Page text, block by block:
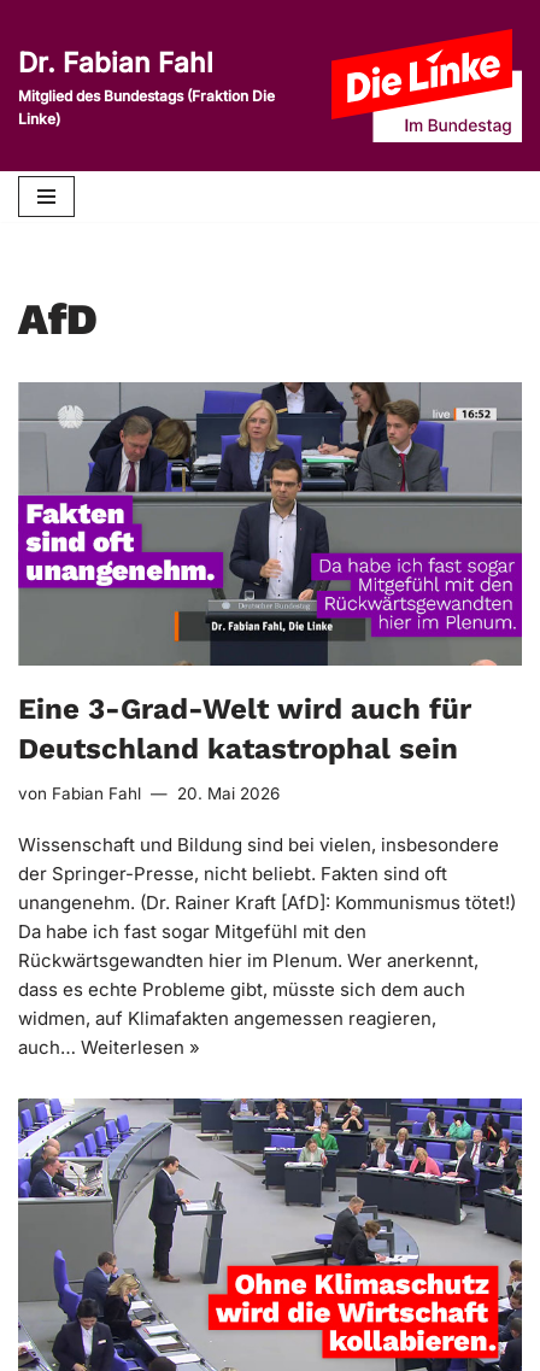
Zum
Inhalt
springen
Dr. Fabian Fahl
Mitglied des Bundestags (Fraktion Die
Linke)
AfD
Eine 3-Grad-Welt wird auch für
Deutschland katastrophal sein
von Fabian Fahl 20. Mai 2026
Wissenschaft und Bildung sind bei vielen, insbesondere
der Springer-Presse, nicht beliebt. Fakten sind oft
unangenehm. (Dr. Rainer Kraft [AfD]: Kommunismus tötet!)
Da habe ich fast sogar Mitgefühl mit den
Rückwärtsgewandten hier im Plenum. Wer anerkennt,
dass es echte Probleme gibt, müsste sich dem auch
widmen, auf Klimafakten angemessen reagieren,
auch… Weiterlesen »